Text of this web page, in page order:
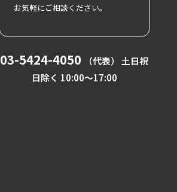
お気軽にご相談ください。
03-5424-4050
（代表） 土日祝
日除く 10:00〜17:00